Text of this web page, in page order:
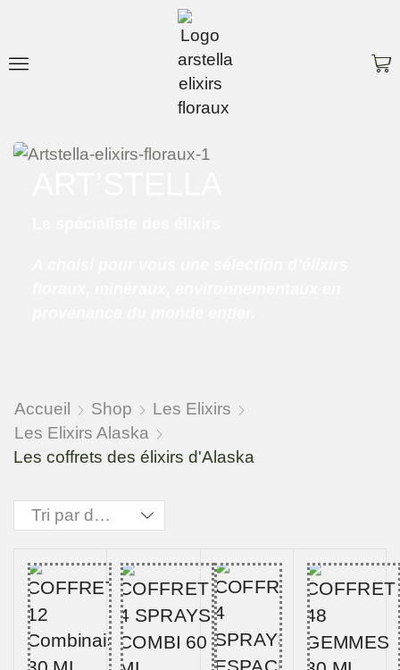
Accueil Shop
Les Elixirs
Les Elixirs Alaska
Les coffrets des élixirs d'Alaska